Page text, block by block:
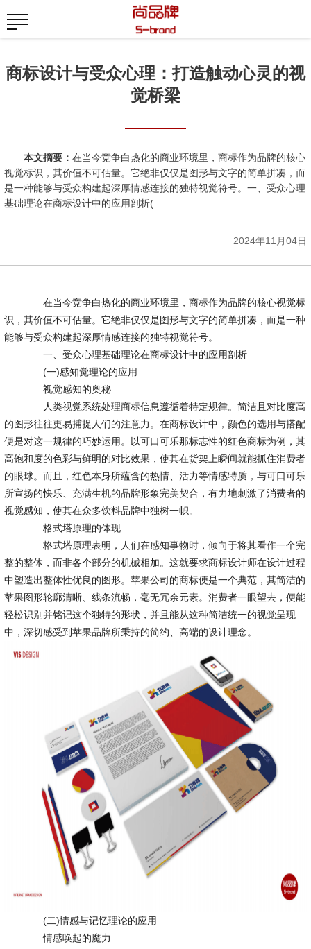
商标设计与受众心理：打造触动心灵的视
觉桥梁
本文摘要： 在当今竞争白热化的商业环境里，商标作为品牌的核心
视觉标识，其价值不可估量。它绝非仅仅是图形与文字的简单拼凑，而
是一种能够与受众构建起深厚情感连接的独特视觉符号。一、受众心理
基础理论在商标设计中的应用剖析(
2024年11月04日
在当今竞争白热化的商业环境里，商标作为品牌的核心视觉标
识，其价值不可估量。它绝非仅仅是图形与文字的简单拼凑，而是一种
能够与受众构建起深厚情感连接的独特视觉符号。
一、受众心理基础理论在商标设计中的应用剖析
(一)感知觉理论的应用
视觉感知的奥秘
人类视觉系统处理商标信息遵循着特定规律。简洁且对比度高
的图形往往更易捕捉人们的注意力。在商标设计中，颜色的选用与搭配
便是对这一规律的巧妙运用。以可口可乐那标志性的红色商标为例，其
高饱和度的色彩与鲜明的对比效果，使其在货架上瞬间就能抓住消费者
的眼球。而且，红色本身所蕴含的热情、活力等情感特质，与可口可乐
所宣扬的快乐、充满生机的品牌形象完美契合，有力地刺激了消费者的
视觉感知，使其在众多饮料品牌中独树一帜。
格式塔原理的体现
格式塔原理表明，人们在感知事物时，倾向于将其看作一个完
整的整体，而非各个部分的机械相加。这就要求商标设计师在设计过程
中塑造出整体性优良的图形。苹果公司的商标便是一个典范，其简洁的
苹果图形轮廓清晰、线条流畅，毫无冗余元素。消费者一眼望去，便能
轻松识别并铭记这个独特的形状，并且能从这种简洁统一的视觉呈现
中，深切感受到苹果品牌所秉持的简约、高端的设计理念。
(二)情感与记忆理论的应用
情感唤起的魔力